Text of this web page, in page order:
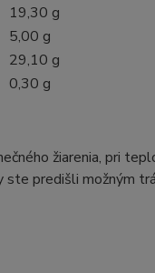
19,30 g
5,00 g
29,10 g
0,30 g
žiarenia, pri
predišli možným